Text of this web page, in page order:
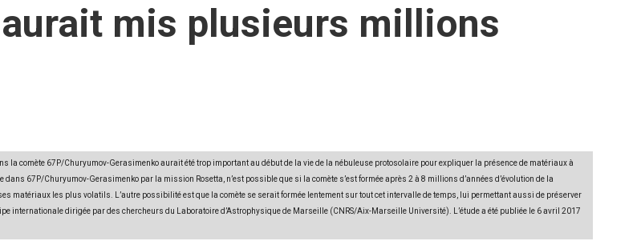
mis plusieurs millions
la comète 67P/Churyumov-Gerasimenko aurait été trop important au début de la vie de la nébuleuse protosolaire pour expliquer la présence de matériaux à
dans 67P/Churyumov-Gerasimenko par la mission Rosetta, n’est possible que si la comète s’est formée après 2 à 8 millions d’années d’évolution de la
matériaux les plus volatils. L’autre possibilité est que la comète se serait formée lentement sur tout cet intervalle de temps, lui permettant aussi de préserver
internationale dirigée par des chercheurs du Laboratoire d’Astrophysique de Marseille (CNRS/Aix-Marseille Université). L’étude a été publiée le 6 avril 2017